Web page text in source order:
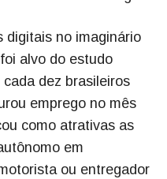
digitais no imaginário
alvo do estudo
dez brasileiros
emprego no mês
como atrativas as
em
ou entregador